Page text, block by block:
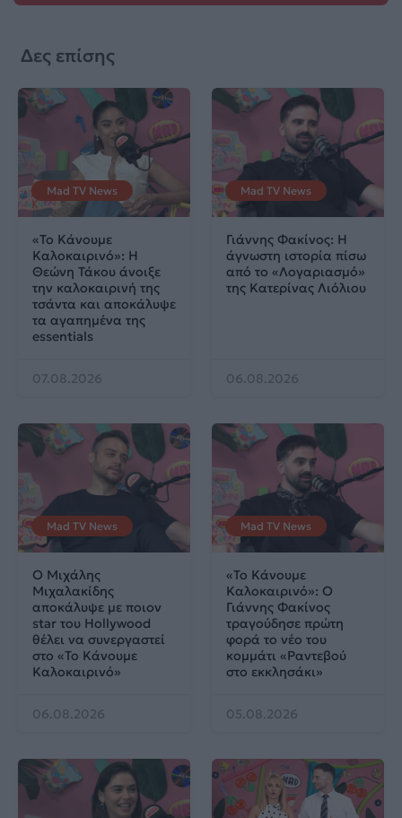
Δες επίσης
Mad TV News
«Το Κάνουμε
Καλοκαιρινό»: Η
Θεώνη Τάκου άνοιξε
την καλοκαιρινή της
τσάντα και αποκάλυψε
τα αγαπημένα της
essentials
07.08.2026
Mad TV News
Γιάννης Φακίνος: Η
άγνωστη ιστορία πίσω
από το «Λογαριασμό»
της Κατερίνας Λιόλιου
06.08.2026
Mad TV News
Ο Μιχάλης
Μιχαλακίδης
αποκάλυψε με ποιον
star του Hollywood
θέλει να συνεργαστεί
στο «Το Κάνουμε
Καλοκαιρινό»
06.08.2026
Mad TV News
«Το Κάνουμε
Καλοκαιρινό»: Ο
Γιάννης Φακίνος
τραγούδησε πρώτη
φορά το νέο του
κομμάτι «Ραντεβού
στο εκκλησάκι»
05.08.2026